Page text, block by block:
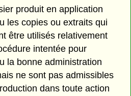
produit en application
les copies ou extraits qui
être utilisés relativement
intentée pour
la bonne administration
ne sont pas admissibles
dans toute action